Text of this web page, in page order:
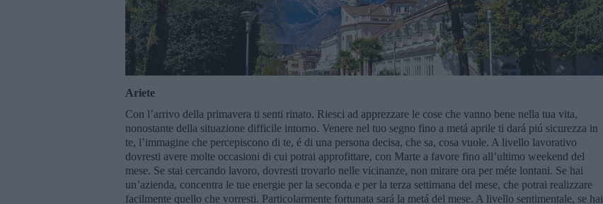
Ariete
Con l’arrivo della primavera ti senti rinato. Riesci ad apprezzare le cose che vanno bene nella tua vita,
nonostante della situazione difficile intorno. Venere nel tuo segno fino a metá aprile ti dará piú sicurezza in
te, l’immagine che percepiscono di te, é di una persona decisa, che sa, cosa vuole. A livello lavorativo
dovresti avere molte occasioni di cui potrai approfittare, con Marte a favore fino all’ultimo weekend del
mese. Se stai cercando lavoro, dovresti trovarlo nelle vicinanze, non mirare ora per méte lontani. Se hai
un’azienda, concentra le tue energie per la seconda e per la terza settimana del mese, che potrai realizzare
facilmente quello che vorresti. Particolarmente fortunata sará la metá del mese. A livello sentimentale, se hai